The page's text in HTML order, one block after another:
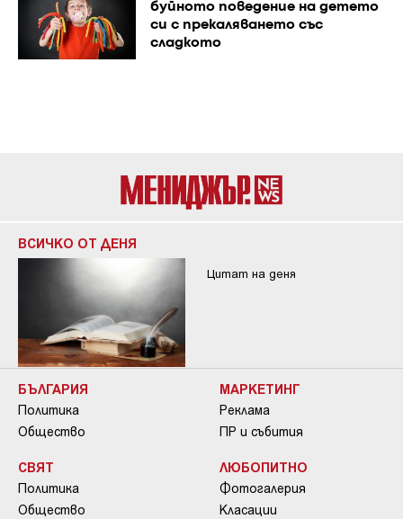
буйното поведение на детето
си с прекаляването със
сладкото
ВСИЧКО ОТ ДЕНЯ
Цитат на деня
БЪЛГАРИЯ
Политика
Общество
СВЯТ
Политика
Общество
МАРКЕТИНГ
Реклама
ПР и събития
ЛЮБОПИТНО
Фотогалерия
Класации